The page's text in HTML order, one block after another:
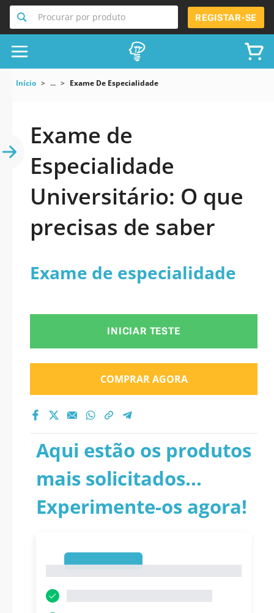
Procurar por produto REGISTAR-SE
Início ... Exame De Especialidade
Exame de
Especialidade
Universitário: O que
precisas de saber
Exame de especialidade
INICIAR TESTE
COMPRAR AGORA
Aqui estão os produtos
mais solicitados...
Experimente-os agora!